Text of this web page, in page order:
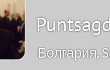
Болгария,